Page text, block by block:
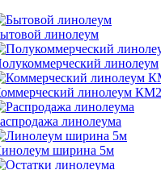
линолеум
линолеум
линолеум КМ2
линолеума
ширина 5м